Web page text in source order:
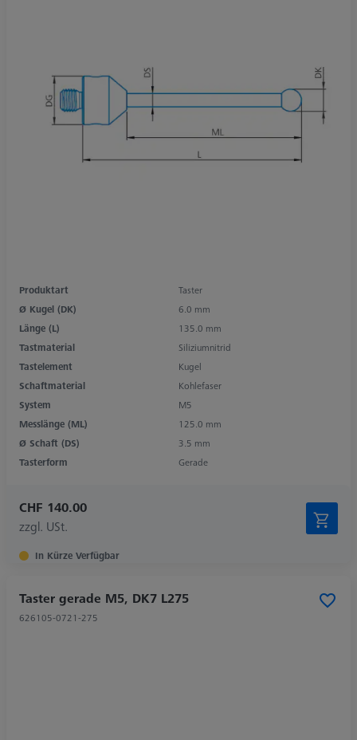
Produktart
Taster
Ø Kugel (DK)
6.0 mm
Länge (L)
135.0 mm
Tastmaterial
Siliziumnitrid
Tastelement
Kugel
Schaftmaterial
Kohlefaser
System
M5
Messlänge (ML)
125.0 mm
Ø Schaft (DS)
3.5 mm
Tasterform
Gerade
CHF 140.00
zzgl. USt.
In Kürze Verfügbar
Taster gerade M5, DK7 L275
626105-0721-275